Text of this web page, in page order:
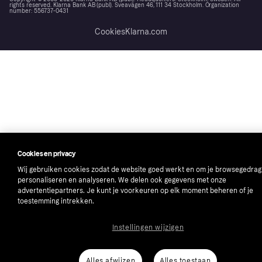
rights reserved. Klarna Bank AB (publ). Sveavägen 46, 111 34 Stockholm. Organization
number: 556737-0431
CookiesKlarna.com
Cookies en privacy
Wij gebruiken cookies zodat de website goed werkt en om je
personaliseren en analyseren. We delen ook gegevens met onze
advertentiepartners. Je kunt je voorkeuren op elk moment beheren of je
toestemming intrekken.
Instellingen wijzigen